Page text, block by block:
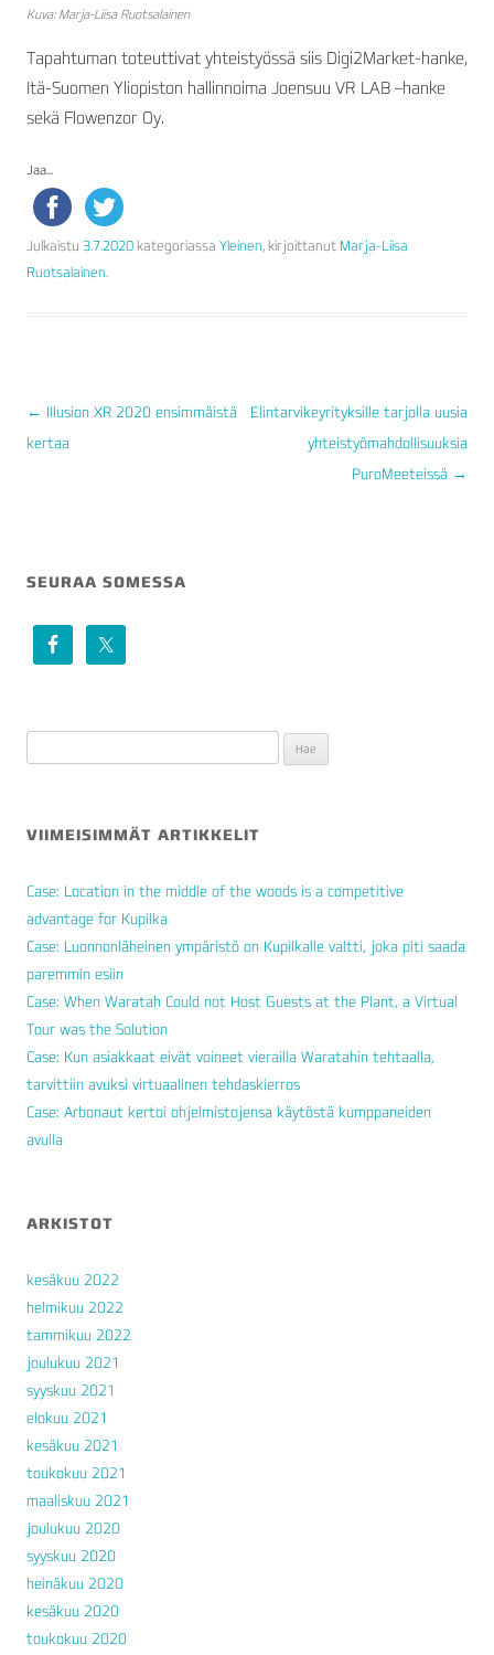
Kuva: Marja-Liisa Ruotsalainen
Tapahtuman toteuttivat yhteistyössä siis Digi2Market-hanke,
Itä-Suomen Yliopiston hallinnoima Joensuu VR LAB –hanke
sekä Flowenzor Oy.
Jaa...
Julkaistu 3.7.2020 kategoriassa Yleinen, kirjoittanut Marja-Liisa
Ruotsalainen.
ARTIKKELIEN
← Illusion XR 2020 ensimmäistä
kertaa
Elintarvikeyrityksille tarjolla uusia
yhteistyömahdollisuuksia
PuroMeeteissä →
SEURAA SOMESSA
VIIMEISIMMÄT ARTIKKELIT
Case: Location in the middle of the woods is a competitive
advantage for Kupilka
Case: Luonnonläheinen ympäristö on Kupilkalle valtti, joka piti saada
paremmin esiin
Case: When Waratah Could not Host Guests at the Plant, a Virtual
Tour was the Solution
Case: Kun asiakkaat eivät voineet vierailla Waratahin tehtaalla,
tarvittiin avuksi virtuaalinen tehdaskierros
Case: Arbonaut kertoi ohjelmistojensa käytöstä kumppaneiden
avulla
ARKISTOT
kesäkuu 2022
helmikuu 2022
tammikuu 2022
joulukuu 2021
syyskuu 2021
elokuu 2021
kesäkuu 2021
toukokuu 2021
maaliskuu 2021
joulukuu 2020
syyskuu 2020
heinäkuu 2020
kesäkuu 2020
toukokuu 2020